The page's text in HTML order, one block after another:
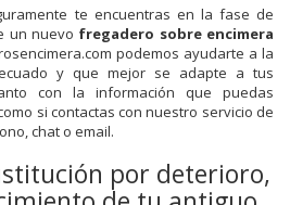
te encuentras en la fase de
un nuevo fregadero sobre encimera
podemos ayudarte a la
y que mejor se adapte a tus
con la información que puedas
si contactas con nuestro servicio de
chat o email.
por deterioro,